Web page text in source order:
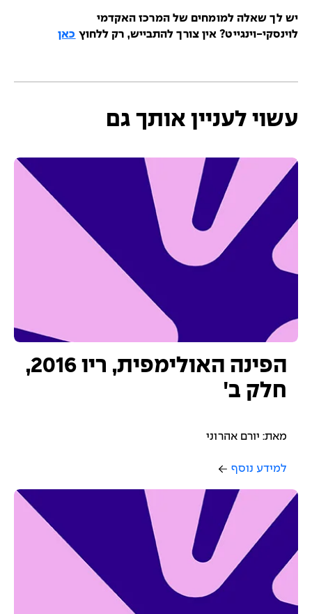
יש לך שאלה למומחים של המרכז האקדמי
לוינסקי-וינגייט? אין צורך להתבייש, רק ללחוץ כאן
עשוי לעניין אותך גם
הפינה האולימפית, ריו 2016,
חלק ב'
מאת: יורם אהרוני
למידע נוסף